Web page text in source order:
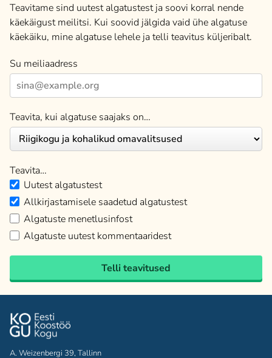
Teavitame sind uutest algatustest ja soovi korral nende
käekäigust meilitsi. Kui soovid jälgida vaid ühe algatuse
käekäiku, mine algatuse lehele ja telli teavitus küljeribalt.
Su meiliaadress
Teavita, kui algatuse saajaks on…
Teavita…
Uutest algatustest
Allkirjastamisele saadetud algatustest
Algatuste menetlusinfost
Algatuste uutest kommentaaridest
Telli teavitused
A. Weizenbergi 39, Tallinn